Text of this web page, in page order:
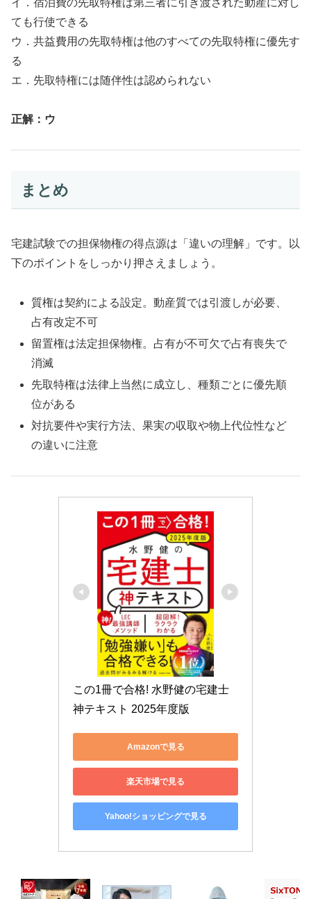
ても行使できる
ウ．共益費用の先取特権は他のすべての先取特権に優先す
る
エ．先取特権には随伴性は認められない
正解：ウ
まとめ
宅建試験での担保物権の得点源は「違いの理解」です。以
下のポイントをしっかり押さえましょう。
質権は契約による設定。動産質では引渡しが必要、
占有改定不可
留置権は法定担保物権。占有が不可欠で占有喪失で
消滅
先取特権は法律上当然に成立し、種類ごとに優先順
位がある
対抗要件や実行方法、果実の収取や物上代位性など
の違いに注意
この1冊で合格! 水野健の宅建士
神テキスト 2025年度版
Amazonで見る
楽天市場で見る
Yahoo!ショッピングで見る